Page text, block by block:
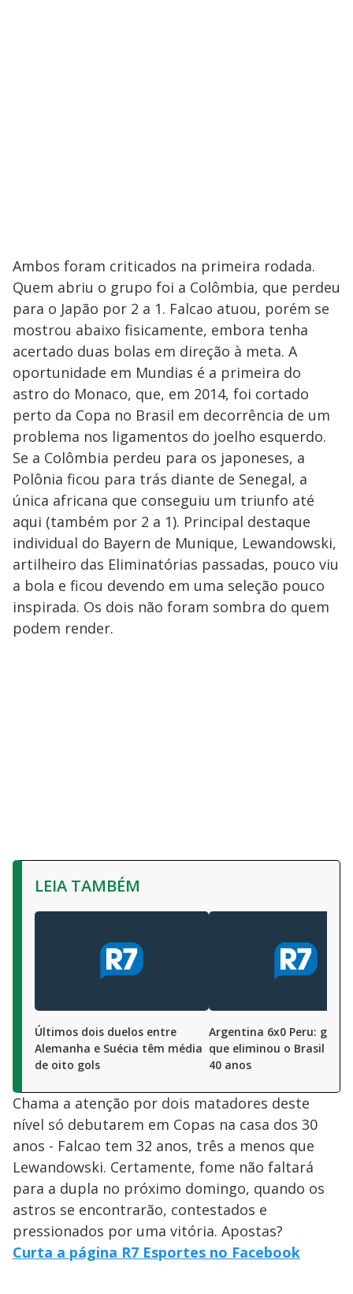
Ambos foram criticados na primeira rodada.
Quem abriu o grupo foi a Colômbia, que perdeu
para o Japão por 2 a 1. Falcao atuou, porém se
mostrou abaixo fisicamente, embora tenha
acertado duas bolas em direção à meta. A
oportunidade em Mundias é a primeira do
astro do Monaco, que, em 2014, foi cortado
perto da Copa no Brasil em decorrência de um
problema nos ligamentos do joelho esquerdo.
Se a Colômbia perdeu para os japoneses, a
Polônia ficou para trás diante de Senegal, a
única africana que conseguiu um triunfo até
aqui (também por 2 a 1). Principal destaque
individual do Bayern de Munique, Lewandowski,
artilheiro das Eliminatórias passadas, pouco viu
a bola e ficou devendo em uma seleção pouco
inspirada. Os dois não foram sombra do quem
podem render.
LEIA TAMBÉM
Últimos dois duelos entre
Alemanha e Suécia têm média
de oito gols
Argentina 6x0 Peru:
que eliminou o Brasil em
40 anos
Chama a atenção por dois matadores deste
nível só debutarem em Copas na casa dos 30
anos - Falcao tem 32 anos, três a menos que
Lewandowski. Certamente, fome não faltará
para a dupla no próximo domingo, quando os
astros se encontrarão, contestados e
pressionados por uma vitória. Apostas?
Curta a página R7 Esportes no Facebook